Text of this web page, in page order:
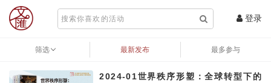
登录
筛选 最新发布 最多参与
2024-01世界秩序形塑：全球转型下的